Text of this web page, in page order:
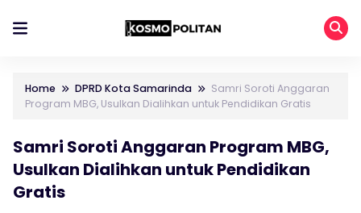
Home DPRD Kota Samarinda
Samri Soroti Anggaran
Program MBG, Usulkan Dialihkan untuk Pendidikan Gratis
Samri Soroti Anggaran Program MBG,
Usulkan Dialihkan untuk Pendidikan
Gratis